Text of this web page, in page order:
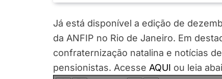
Já está disponível a edição de
da ANFIP no Rio de Janeiro. Em
confraternização natalina e notícias
pensionistas. Acesse AQUI ou leia